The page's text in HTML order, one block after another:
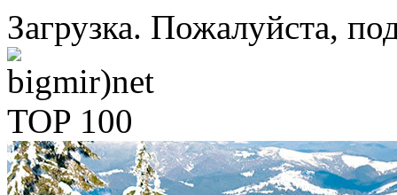
Загрузка. Пожалуйста,